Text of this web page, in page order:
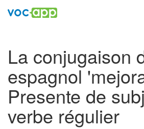
La conjugaison
espagnol
Presente de
verbe régulier